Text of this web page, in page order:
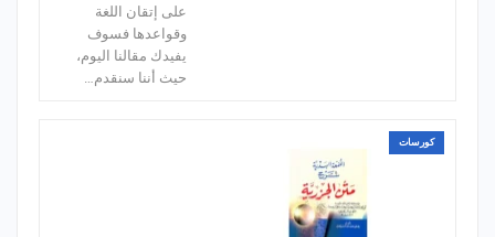
على إتقان اللغة
وقواعدها فسوف
يفيدك مقالنا اليوم،
حيث أننا سنقدم…
كورسات